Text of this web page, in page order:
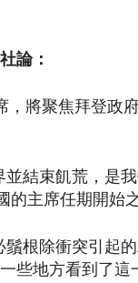
論：
將聚焦拜登政
結束飢荒，是
的主席任期開始
根除衝突引起
些地方看到了這